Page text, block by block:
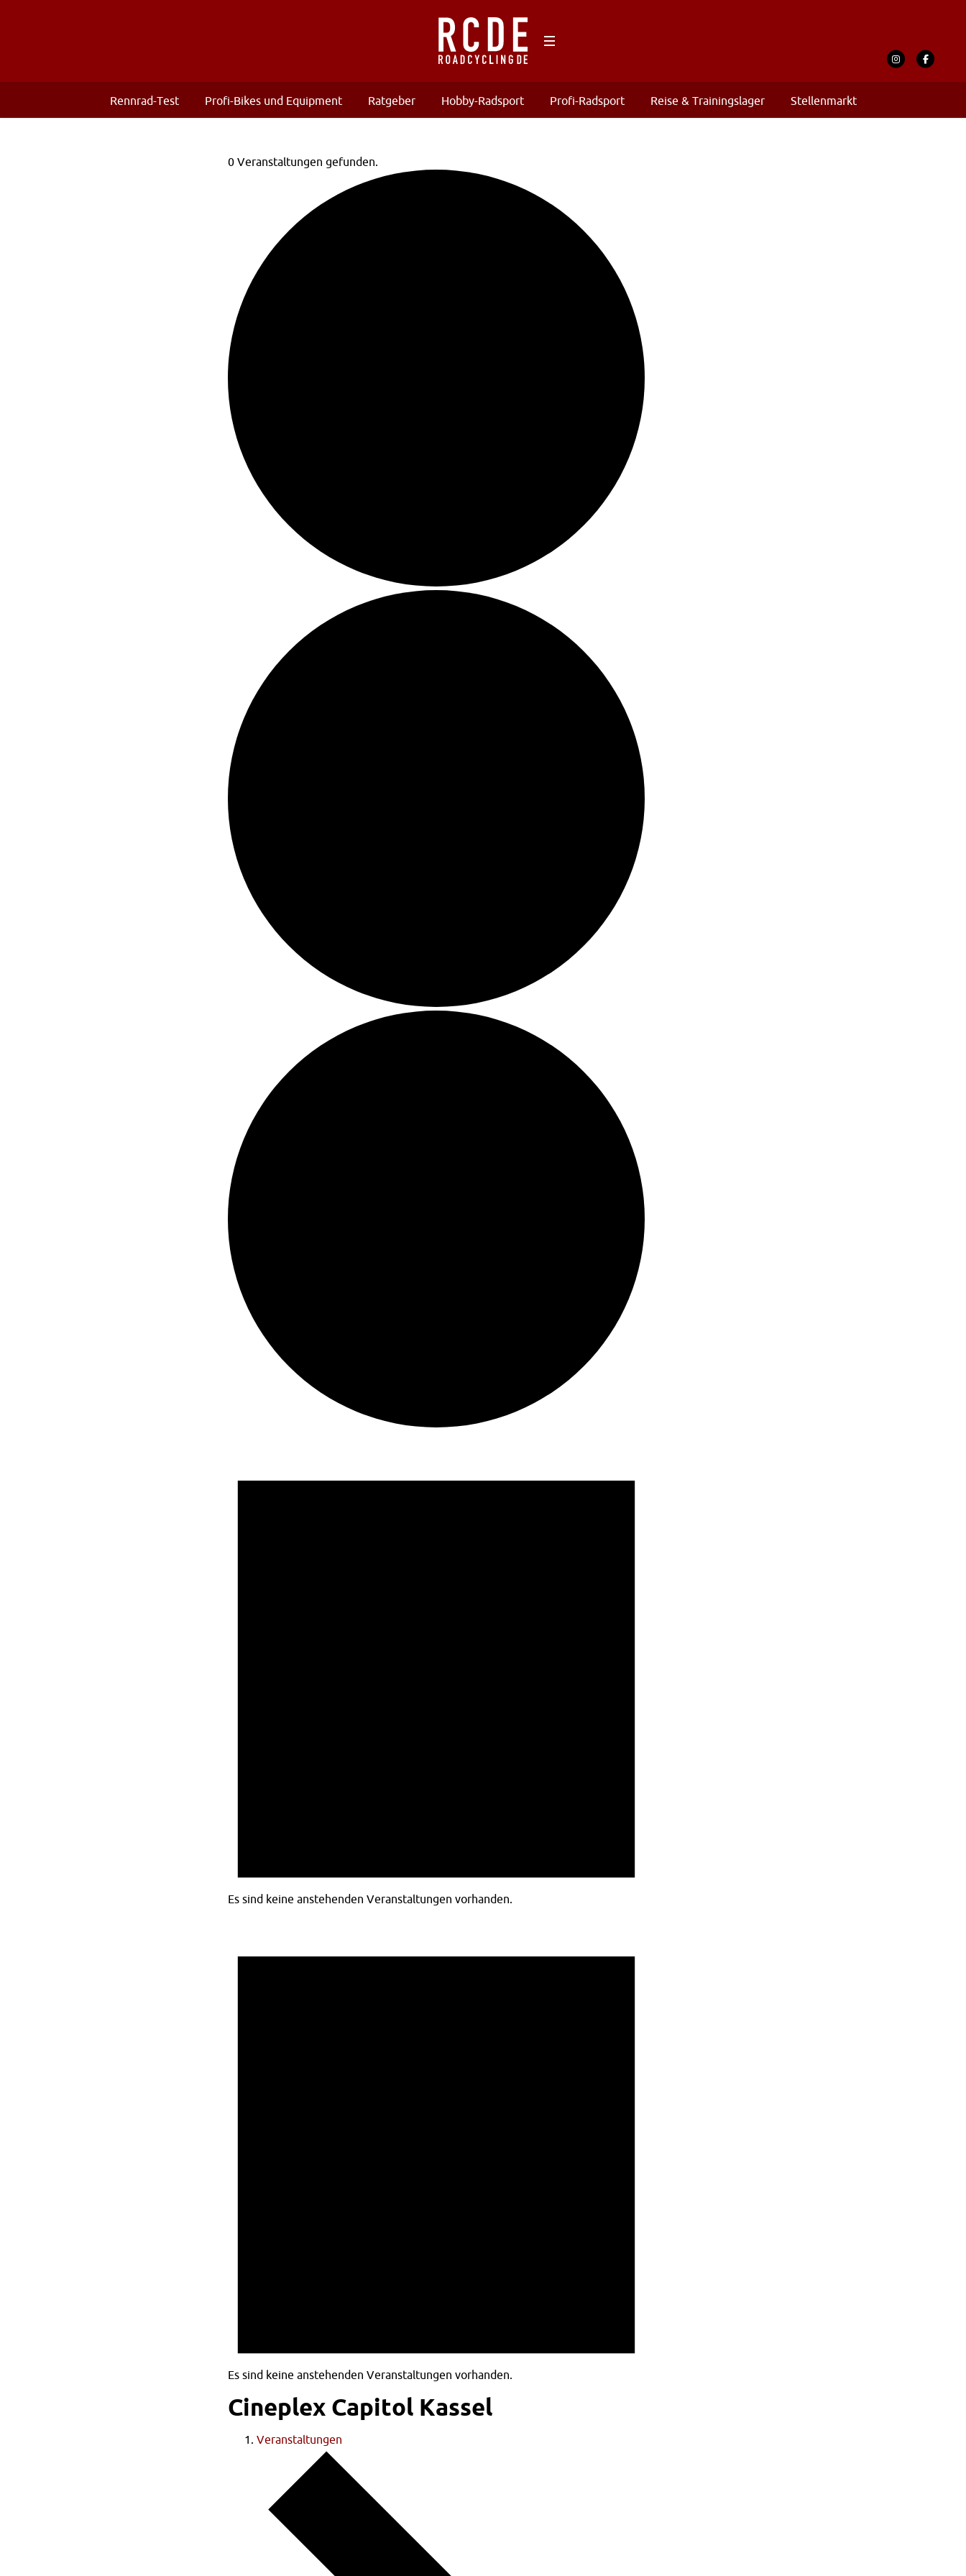
Rennrad-Test Profi-Bikes und Equipment Ratgeber Hobby-Radsport Profi-Radsport Reise & Trainingslager Stellenmarkt
0 Veranstaltungen gefunden.
Es sind keine anstehenden Veranstaltungen vorhanden.
Es sind keine anstehenden Veranstaltungen vorhanden.
Cineplex Capitol Kassel
Veranstaltungen